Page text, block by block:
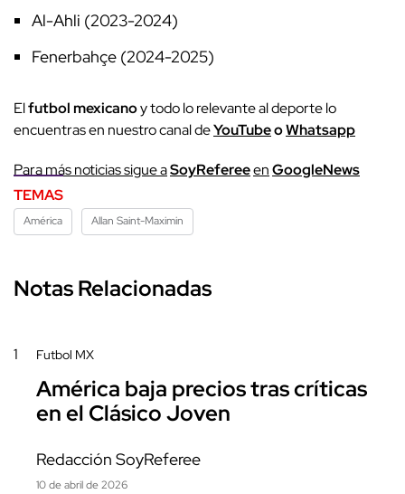
Al-Ahli (2023-2024)
Fenerbahçe (2024-2025)
Elfutbol mexicanoy todo lo relevante al deporte lo
encuentras en nuestro canal deYouTubeoWhatsapp
Para más noticias sigue aSoyRefereeenGoogleNews
TEMAS
América Allan Saint-Maximin
Notas Relacionadas
1 Futbol MX
América baja precios tras críticas
en el Clásico Joven
Redacción SoyReferee
10 de abril de 2026